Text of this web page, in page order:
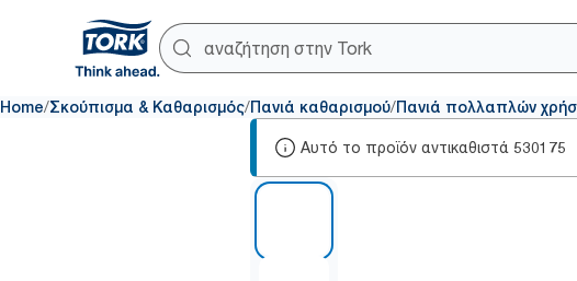
Home/Σκούπισμα & Καθαρισμός/Πανιά καθαρισμού/Πανιά πολλαπλών
Αυτό το προϊόν αντικαθιστά 530175